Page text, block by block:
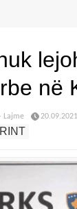
në
Lajme 20.09.2021